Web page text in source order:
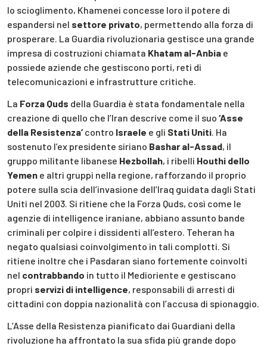
lo scioglimento, Khamenei concesse loro il potere di
espandersi nel settore privato, permettendo alla forza di
prosperare. La Guardia rivoluzionaria gestisce una grande
impresa di costruzioni chiamata Khatam al-Anbia e
possiede aziende che gestiscono porti, reti di
telecomunicazioni e infrastrutture critiche.
La Forza Quds della Guardia è stata fondamentale nella
creazione di quello che l’Iran descrive come il suo ‘Asse
della Resistenza’ contro Israele e gli Stati Uniti. Ha
sostenuto l’ex presidente siriano Bashar al-Assad, il
gruppo militante libanese Hezbollah, i ribelli Houthi dello
Yemen e altri gruppi nella regione, rafforzando il proprio
potere sulla scia dell’invasione dell’Iraq guidata dagli Stati
Uniti nel 2003. Si ritiene che la Forza Quds, così come le
agenzie di intelligence iraniane, abbiano assunto bande
criminali per colpire i dissidenti all’estero. Teheran ha
negato qualsiasi coinvolgimento in tali complotti. Si
ritiene inoltre che i Pasdaran siano fortemente coinvolti
nel contrabbando in tutto il Medioriente e gestiscano
propri servizi di intelligence, responsabili di arresti di
cittadini con doppia nazionalità con l’accusa di spionaggio.
L’Asse della Resistenza pianificato dai Guardiani della
rivoluzione ha affrontato la sua sfida più grande dopo